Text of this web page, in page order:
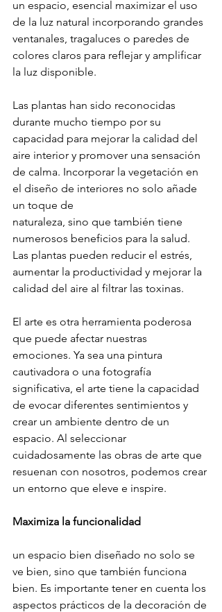
un espacio, esencial maximizar el uso
de la luz natural incorporando grandes
ventanales, tragaluces o paredes de
colores claros para reflejar y amplificar
la luz disponible.
Las plantas han sido reconocidas
durante mucho tiempo por su
capacidad para mejorar la calidad del
aire interior y promover una sensación
de calma. Incorporar la vegetación en
el diseño de interiores no solo añade
un toque de
naturaleza, sino que también tiene
numerosos beneficios para la salud.
Las plantas pueden reducir el estrés,
aumentar la productividad y mejorar la
calidad del aire al filtrar las toxinas.
El arte es otra herramienta poderosa
que puede afectar nuestras
emociones. Ya sea una pintura
cautivadora o una fotografía
significativa, el arte tiene la capacidad
de evocar diferentes sentimientos y
crear un ambiente dentro de un
espacio. Al seleccionar
cuidadosamente las obras de arte que
resuenan con nosotros, podemos crear
un entorno que eleve e inspire.
Maximiza la funcionalidad
un espacio bien diseñado no solo se
ve bien, sino que también funciona
bien. Es importante tener en cuenta los
aspectos prácticos de la decoración de